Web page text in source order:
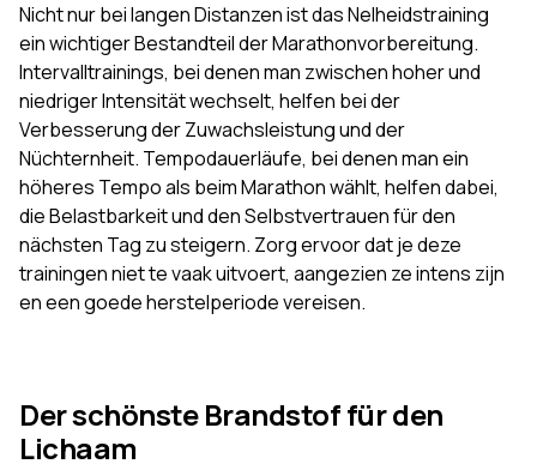
Nicht nur bei langen Distanzen ist das Nelheidstraining
ein wichtiger Bestandteil der Marathonvorbereitung.
Intervalltrainings, bei denen man zwischen hoher und
niedriger Intensität wechselt, helfen bei der
Verbesserung der Zuwachsleistung und der
Nüchternheit. Tempodauerläufe, bei denen man ein
höheres Tempo als beim Marathon wählt, helfen dabei,
die Belastbarkeit und den Selbstvertrauen für den
nächsten Tag zu steigern. Zorg ervoor dat je deze
trainingen niet te vaak uitvoert, aangezien ze intens zijn
en een goede herstelperiode vereisen.
Der schönste Brandstof für den
Lichaam